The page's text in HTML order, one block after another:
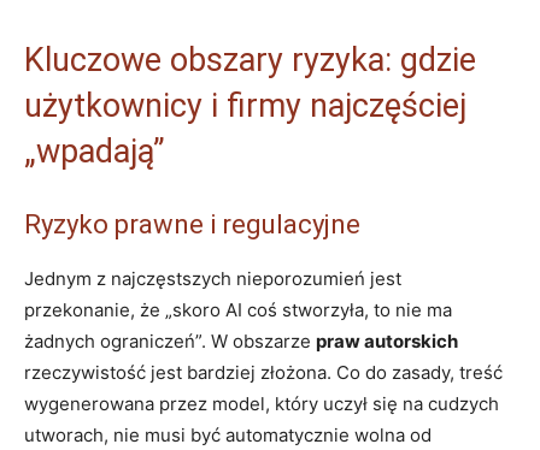
Kluczowe obszary ryzyka: gdzie
użytkownicy i firmy najczęściej
„wpadają”
Ryzyko prawne i regulacyjne
Jednym z najczęstszych nieporozumień jest
przekonanie, że „skoro AI coś stworzyła, to nie ma
żadnych ograniczeń”. W obszarze praw autorskich
rzeczywistość jest bardziej złożona. Co do zasady, treść
wygenerowana przez model, który uczył się na cudzych
utworach, nie musi być automatycznie wolna od